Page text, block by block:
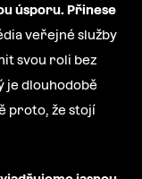
úsporu. Přinese
veřejné služby
svou roli bez
je dlouhodobě
proto, že stojí